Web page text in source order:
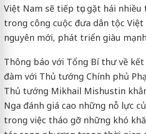
Việt Nam sẽ tiếp tục gặt hái nhiều
trong công cuộc đưa dân tộc Việt
nguyên mới, phát triển giàu
Thông báo với Tổng Bí thư về
đàm với Thủ tướng Chính phủ
Thủ tướng Mikhail Mishustin
Nga đánh giá cao những nỗ lực
trong việc tháo gỡ những khó